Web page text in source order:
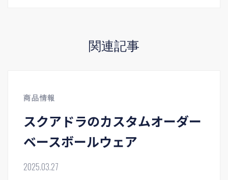
関連記事
商品情報
スクアドラのカスタムオーダー
ベースボールウェア
2025.03.27